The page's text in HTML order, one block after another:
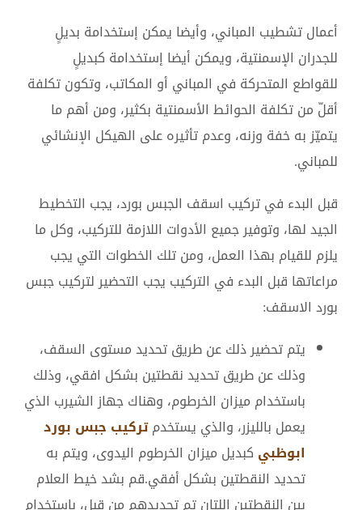
أعمال تشطيب المباني، وأيضا يمكن إستخدامة بديلٍ
للجدران الإسمنتية، ويمكن أيضا إستخدامة كبديلٍ
للقواطع المتحركة في المباني أو المكاتب، وتكون تكلفة
أقلّ من تكلفة الحوائط الأسمنتية بكثير، ومن أهم ما
يتميّز به خفة وزنه، وعدم تأثيره على الهيكل الإنشائي
للمباني.
قبل البدء في تركيب اسقف الجبس بورد، يجب التخطيط
الجيد لها، وتوفير جميع الأدوات اللازمة للتركيب، وكل ما
يلزم للقيام بهذا العمل، ومن تلك الخطوات التي يجب
مراعاتها قبل البدء في التركيب يجب التحضير لتركيب جبس
بورد الاسقف:
يتم تحضير ذلك عن طريق تحديد مستوى السقف،
وذلك عن طريق تحديد نقطتين بشكل افقي، وذلك
باستخدام ميزان الخرطوم، وهناك جهاز الشيرب الذي
يعمل بالليزر، والذي يستخدمتركيب جبس بورد
ابوظبي كبديل ميزان الخرطوم اليدوى، ويتم به
تحديد النقطتين بشكل أفقي.قم بشد خيط العلام